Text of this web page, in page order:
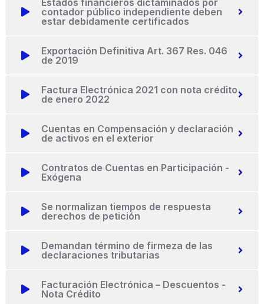
Estados financieros dictaminados por
contador público independiente deben
estar debidamente certificados
Exportación Definitiva Art. 367 Res. 046
de 2019
Factura Electrónica 2021 con nota crédito
de enero 2022
Cuentas en Compensación y declaración
de activos en el exterior
Contratos de Cuentas en Participación -
Exógena
Se normalizan tiempos de respuesta
derechos de petición
Demandan término de firmeza de las
declaraciones tributarias
Facturación Electrónica – Descuentos -
Nota Crédito